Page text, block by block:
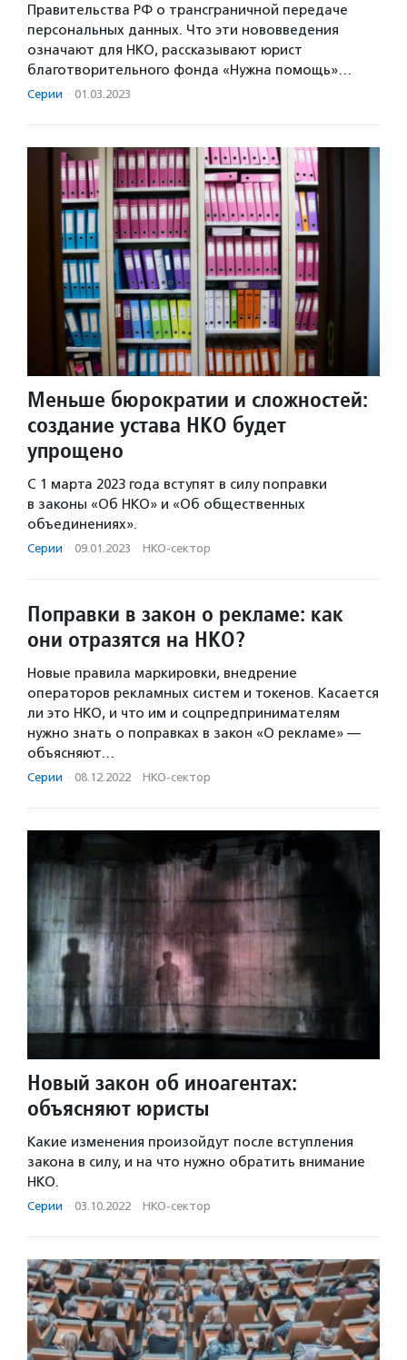
Правительства РФ о трансграничной передаче
персональных данных. Что эти нововведения
означают для НКО, рассказывают юрист
благотворительного фонда «Нужна помощь»…
Серии · 01.03.2023
Меньше бюрократии и сложностей:
создание устава НКО будет
упрощено
С 1 марта 2023 года вступят в силу поправки
в законы «Об НКО» и «Об общественных
объединениях».
Серии · 09.01.2023 · НКО-сектор
Поправки в закон о рекламе: как
они отразятся на НКО?
Новые правила маркировки, внедрение
операторов рекламных систем и токенов. Касается
ли это НКО, и что им и соцпредпринимателям
нужно знать о поправках в закон «О рекламе» —
объясняют…
Серии · 08.12.2022 · НКО-сектор
Новый закон об иноагентах:
объясняют юристы
Какие изменения произойдут после вступления
закона в силу, и на что нужно обратить внимание
НКО.
Серии · 03.10.2022 · НКО-сектор